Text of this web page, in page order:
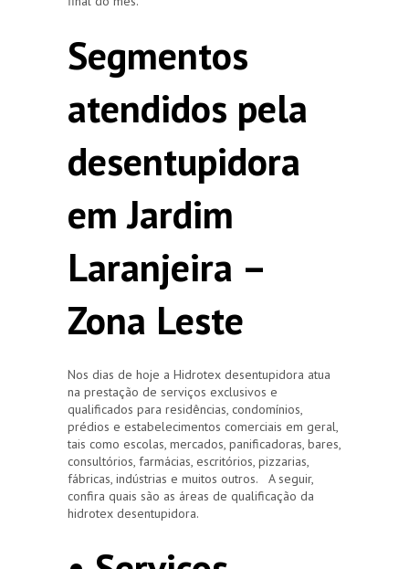
Segmentos
atendidos pela
desentupidora
em Jardim
Laranjeira –
Zona Leste
Nos dias de hoje a Hidrotex desentupidora atua
na prestação de serviços exclusivos e
qualificados para residências, condomínios,
prédios e estabelecimentos comerciais em geral,
tais como escolas, mercados, panificadoras, bares,
consultórios, farmácias, escritórios, pizzarias,
fábricas, indústrias e muitos outros. A seguir,
confira quais são as áreas de qualificação da
hidrotex desentupidora.